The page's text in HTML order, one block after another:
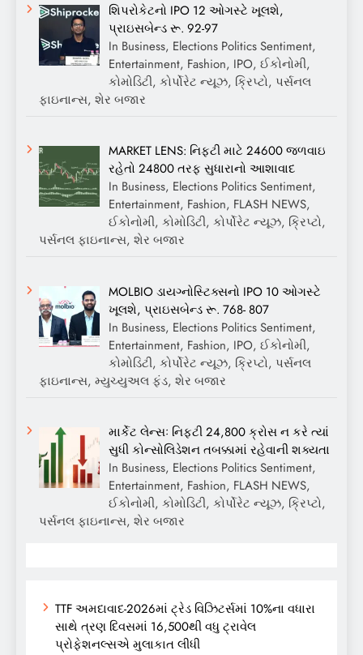
શિપરોકેટનો IPO 12 ઓગસ્ટે ખૂલશે,
પ્રાઇસબેન્ડ રૂ. 92-97
In Business, Elections Politics Sentiment,
Entertainment, Fashion, IPO, ઈકોનોમી,
કોમોડિટી, કોર્પોરેટ ન્યૂઝ, ક્રિપ્ટો, પર્સનલ
ફાઇનાન્સ, શેર બજાર
MARKET LENS: નિફ્ટી માટે 24600 જળવાઇ
રહેતો 24800 તરફ સુધારાનો આશાવાદ
In Business, Elections Politics Sentiment,
Entertainment, Fashion, FLASH NEWS,
ઈકોનોમી, કોમોડિટી, કોર્પોરેટ ન્યૂઝ, ક્રિપ્ટો,
પર્સનલ ફાઇનાન્સ, શેર બજાર
MOLBIO ડાયગ્નોસ્ટિક્સનો IPO 10 ઓગસ્ટે
ખૂલશે, પ્રાઇસબેન્ડ રૂ. 768- 807
In Business, Elections Politics Sentiment,
Entertainment, Fashion, IPO, ઈકોનોમી,
કોમોડિટી, કોર્પોરેટ ન્યૂઝ, ક્રિપ્ટો, પર્સનલ
ફાઇનાન્સ, મ્યુચ્યુઅલ ફંડ, શેર બજાર
માર્કેટ લેન્સઃ નિફ્ટી 24,800 ક્રોસ ન કરે ત્યાં
સુધી કોન્સોલિડેશન તબક્કામાં રહેવાની શક્યતા
In Business, Elections Politics Sentiment,
Entertainment, Fashion, FLASH NEWS,
ઈકોનોમી, કોમોડિટી, કોર્પોરેટ ન્યૂઝ, ક્રિપ્ટો,
પર્સનલ ફાઇનાન્સ, શેર બજાર
TTF અમદાવાદ-2026માં ટ્રેડ વિઝિટર્સમાં 10%ના વધારા
સાથે ત્રણ દિવસમાં 16,500થી વધુ ટ્રાવેલ
પ્રોફેશનલ્સએ મુલાકાત લીધી